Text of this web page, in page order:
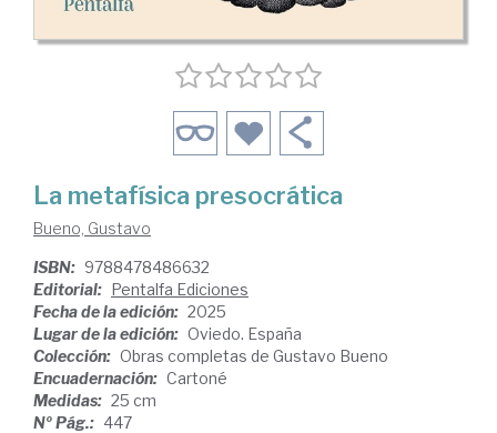
La metafísica presocrática
Bueno, Gustavo
ISBN: 9788478486632
Editorial: Pentalfa Ediciones
Fecha de la edición: 2025
Lugar de la edición: Oviedo. España
Colección: Obras completas de Gustavo Bueno
Encuadernación: Cartoné
Medidas: 25 cm
Nº Pág.: 447